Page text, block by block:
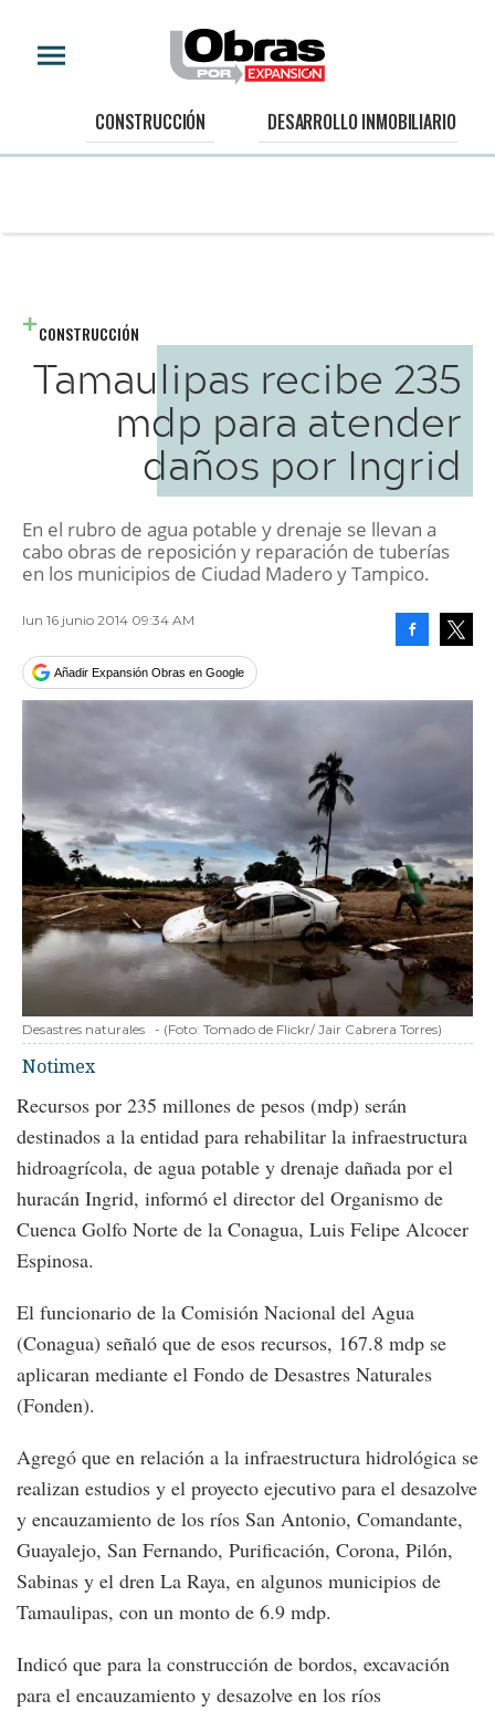
CONSTRUCCIÓN DESARROLLO INMOBILIARIO
CONSTRUCCIÓN
Tamaulipas recibe 235
mdp para atender
daños por Ingrid
En el rubro de agua potable y drenaje se llevan a
cabo obras de reposición y reparación de tuberías
en los municipios de Ciudad Madero y Tampico.
lun 16 junio 2014 09:34 AM
Añadir Expansión Obras en Google
Desastres naturales - (Foto: Tomado de Flickr/ Jair Cabrera Torres)
Notimex
Recursos por 235 millones de pesos (mdp) serán
destinados a la entidad para rehabilitar la infraestructura
hidroagrícola, de agua potable y drenaje dañada por el
huracán Ingrid, informó el director del Organismo de
Cuenca Golfo Norte de la Conagua, Luis Felipe Alcocer
Espinosa.
El funcionario de la Comisión Nacional del Agua
(Conagua) señaló que de esos recursos, 167.8 mdp se
aplicaran mediante el Fondo de Desastres Naturales
(Fonden).
Agregó que en relación a la infraestructura hidrológica se
realizan estudios y el proyecto ejecutivo para el desazolve
y encauzamiento de los ríos San Antonio, Comandante,
Guayalejo, San Fernando, Purificación, Corona, Pilón,
Sabinas y el dren La Raya, en algunos municipios de
Tamaulipas, con un monto de 6.9 mdp.
Indicó que para la construcción de bordos, excavación
para el encauzamiento y desazolve en los ríos